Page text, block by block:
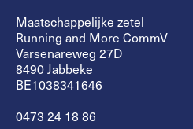
Maatschappelijke zetel
Running and More CommV
Varsenareweg 27D
8490 Jabbeke
BE1038341646
0473 24 18 86